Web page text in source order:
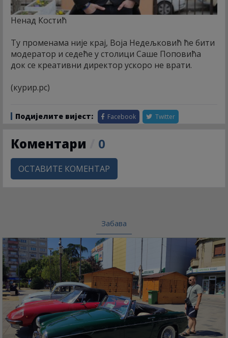
Ненад Костић
Ту променама није крај, Воја Недељковић ће бити
модератор и седеће у столици Саше Поповића
док се креативни директор ускоро не врати.
(курир.рс)
Подијелите вијест: Facebook Twitter
Коментари 0
ОСТАВИТЕ КОМЕНТАР
Забава